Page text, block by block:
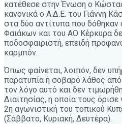
κατέθεσε στην Ένωση ο
κανονικά ο Α.Δ.Ε. του Γιάννη
στα δύο αντίτυπα που
Φαιάκων και του ΑΟ Κέρκυρα
ποδοσφαιριστή, επειδή
καρμπόν.
Όπως φαίνεται, λοιπόν, δεν
παρατυπία ή σοβαρό λάθος από
τον λόγο αυτό και δεν
Διαιτησίας, η οποία τους
2η αγωνιστική του τοπικού
(Σάββατο, Κυριακή, Δευτέρα).